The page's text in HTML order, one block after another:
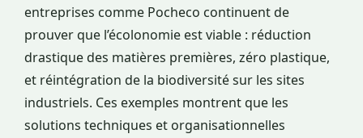
entreprises comme Pocheco continuent de
prouver que l’écolonomie est viable : réduction
drastique des matières premières, zéro plastique,
et réintégration de la biodiversité sur les sites
industriels. Ces exemples montrent que les
solutions techniques et organisationnelles